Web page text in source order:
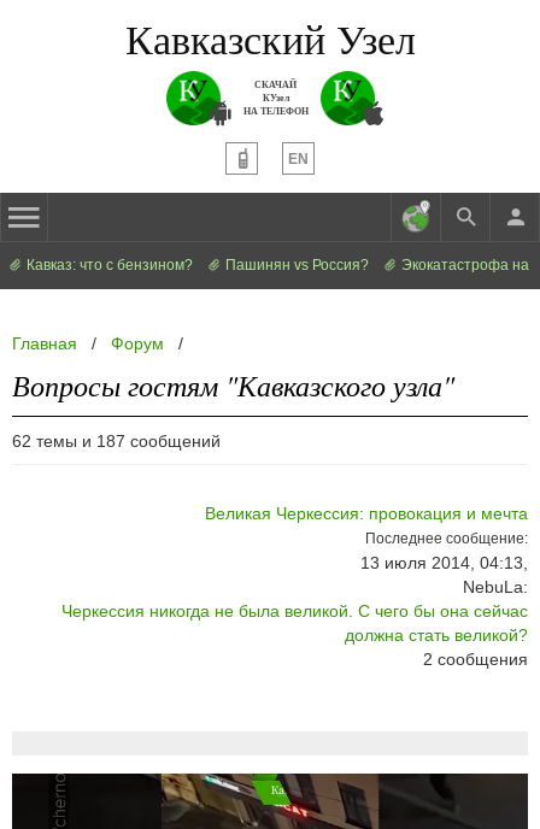
Кавказский Узел
СКАЧАЙ
КУзел
НА ТЕЛЕФОН
EN
Кавказ: что с бензином? Пашинян vs Россия? Экокатастрофа на
Главная / Форум /
Вопросы гостям "Кавказского узла"
62 темы и 187 сообщений
Великая Черкессия: провокация и мечта
Последнее сообщение:
13 июля 2014, 04:13,
NebuLa:
Черкессия никогда не была великой. С чего бы она сейчас
должна стать великой?
2 сообщения